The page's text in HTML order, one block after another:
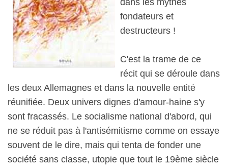
dans les mythes
fondateurs et
destructeurs !
C'est la trame de ce
récit qui se déroule dans
les deux Allemagnes et dans la nouvelle entité
réunifiée. Deux univers dignes d'amour-haine s'y
sont fracassés. Le socialisme national d'abord, qui
ne se réduit pas à l'antisémitisme comme on essaye
souvent de le dire, mais qui tenta de fonder une
société sans classe, utopie que tout le 19ème siècle